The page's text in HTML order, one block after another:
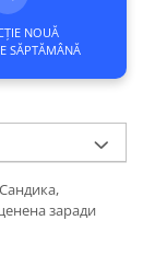
NOUĂ
SĂPTĂMÂNĂ
заради